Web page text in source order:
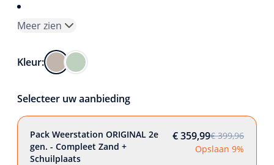
Meer zien
Kleur:
Selecteer uw aanbieding
Pack Weerstation ORIGINAL 2e
gen. - Compleet Zand +
Schuilplaats
€ 359,99€ 399,96
Opslaan 9%